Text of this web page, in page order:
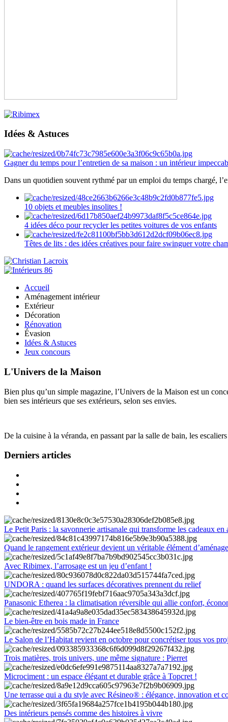
Idées & Astuces
Gagner du temps pour l’entretien de sa maison : un intérieur
Dans un quotidien souvent rythmé par un emploi du temps chargé,
10 objets et meubles insolites !
4 idées déco pour recycler les petites voitures de vos enfants
Têtes de lits : des idées créatives pour faire swinguer votre
Accueil
Aménagement intérieur
Extérieur
Décoration
Rénovation
Évasion
Idées & Astuces
Jeux concours
L'Univers de la Maison
Bien plus qu’un simple magazine, l’Univers de la Maison est un
bien ses intérieurs que ses extérieurs, selon ses envies.
De la cuisine à la véranda, en passant par la salle de bain, les
Derniers articles
Le Petit Paris : la savonnerie artisanale qui transforme les cadeaux en
Quand le rangement extérieur devient un véritable élément
Avec Ribimex, l’arrosage est un jeu d’enfant !
UNDORA : quand les surfaces décoratives prennent du relief
Panasonic Etherea : la climatisation réversible qui allie confort,
Le bien-être en bois made in France
Le Salon de l’Habitat revient en octobre pour concrétiser tous vos
Trois matières, trois univers, une même signature : Pierret
Microciment : un espace élégant et durable grâce à Topcret !
Une terrasse qui a du style avec Résineo® : élégance, innovation et
Des intérieurs pensés comme des histoires à vivre